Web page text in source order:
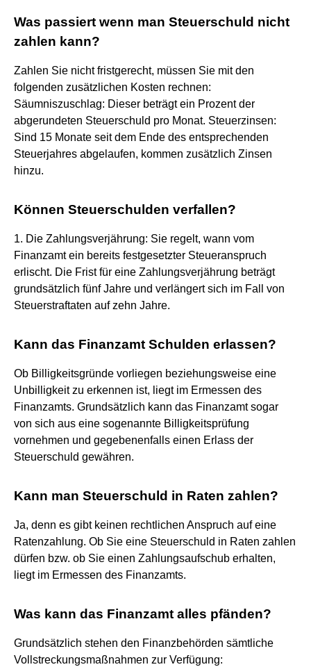
Was passiert wenn man Steuerschuld nicht
zahlen kann?
Zahlen Sie nicht fristgerecht, müssen Sie mit den
folgenden zusätzlichen Kosten rechnen:
Säumniszuschlag: Dieser beträgt ein Prozent der
abgerundeten Steuerschuld pro Monat. Steuerzinsen:
Sind 15 Monate seit dem Ende des entsprechenden
Steuerjahres abgelaufen, kommen zusätzlich Zinsen
hinzu.
Können Steuerschulden verfallen?
1. Die Zahlungsverjährung: Sie regelt, wann vom
Finanzamt ein bereits festgesetzter Steueranspruch
erlischt. Die Frist für eine Zahlungsverjährung beträgt
grundsätzlich fünf Jahre und verlängert sich im Fall von
Steuerstraftaten auf zehn Jahre.
Kann das Finanzamt Schulden erlassen?
Ob Billigkeitsgründe vorliegen beziehungsweise eine
Unbilligkeit zu erkennen ist, liegt im Ermessen des
Finanzamts. Grundsätzlich kann das Finanzamt sogar
von sich aus eine sogenannte Billigkeitsprüfung
vornehmen und gegebenenfalls einen Erlass der
Steuerschuld gewähren.
Kann man Steuerschuld in Raten zahlen?
Ja, denn es gibt keinen rechtlichen Anspruch auf eine
Ratenzahlung. Ob Sie eine Steuerschuld in Raten zahlen
dürfen bzw. ob Sie einen Zahlungsaufschub erhalten,
liegt im Ermessen des Finanzamts.
Was kann das Finanzamt alles pfänden?
Grundsätzlich stehen den Finanzbehörden sämtliche
Vollstreckungsmaßnahmen zur Verfügung: